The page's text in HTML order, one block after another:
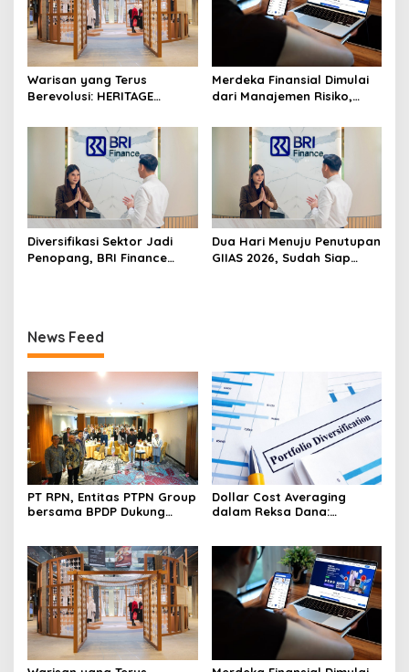
Warisan yang Terus
Berevolusi: HERITAGE
District 8
Merdeka Finansial Dimulai
dari Manajemen Risiko,
Hasil Cepat
Diversifikasi Sektor Jadi
Penopang, BRI Finance
Dua Hari Menuju Penutupan
GIIAS 2026, Sudah Siap
News Feed
PT RPN, Entitas PTPN Group
bersama BPDP Dukung
Sehat Berbasis Minyak
Sawit
Dollar Cost Averaging
dalam Reksa Dana: